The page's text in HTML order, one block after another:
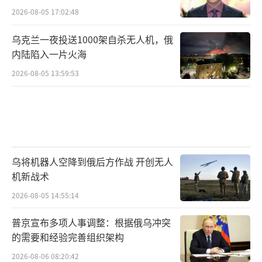
2026-08-05 17:02:48
乌克兰一夜投送1000架自杀无人机，俄
内陆陷入一片火海
2026-08-05 13:59:53
乌将机器人空降到俄后方作战 开创无人
机新战术
2026-08-05 14:55:14
普京宣布多项人事调整：根据俄乌冲突
的需要和经验完善组织架构
2026-08-06 08:20:42